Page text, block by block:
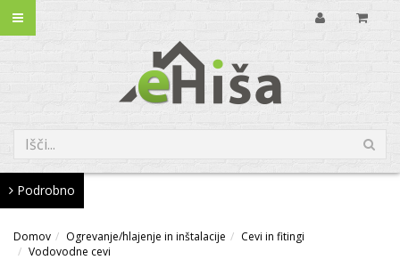
Podrobno
Domov Ogrevanje/hlajenje in inštalacije
Cevi in fitingi
Vodovodne cevi